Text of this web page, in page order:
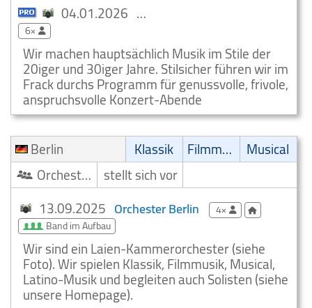
04.01.2026 Acapella Orchester Tettnang
6×
Wir machen hauptsächlich Musik im Stile der
20iger und 30iger Jahre. Stilsicher führen wir im
Frack durchs Programm für genussvolle, frivole,
anspruchsvolle Konzert-Abende
Berlin
Klassik Filmmusik
Musical
Orchester/Ensemble
stellt sich vor
13.09.2025 Orchester Berlin
4×
Band im Aufbau
Wir sind ein Laien-Kammerorchester (siehe
Foto). Wir spielen Klassik, Filmmusik, Musical,
Latino-Musik und begleiten auch Solisten (siehe
unsere Homepage).